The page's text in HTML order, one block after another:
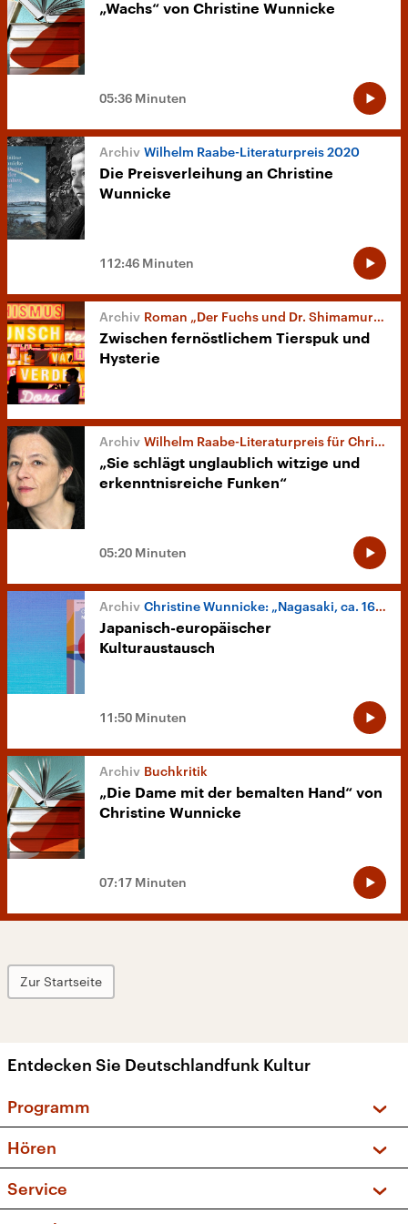
„Wachs“ von Christine Wunnicke
05:36 Minuten
Wilhelm Raabe-Literaturpreis 2020
Die Preisverleihung an Christine
Wunnicke
112:46 Minuten
Roman „Der Fuchs und Dr. Shimamura“
Zwischen fernöstlichem Tierspuk und
Hysterie
Wilhelm Raabe-Literaturpreis für Christine Wunnicke
„Sie schlägt unglaublich witzige und
erkenntnisreiche Funken“
05:20 Minuten
Christine Wunnicke: „Nagasaki, ca. 1642“
Japanisch-europäischer
Kulturaustausch
11:50 Minuten
Buchkritik
„Die Dame mit der bemalten Hand“ von
Christine Wunnicke
07:17 Minuten
Zur Startseite
Entdecken Sie Deutschlandfunk Kultur
Programm
Sendungen und Podcasts
Musikliste
Hören
Frequenzen (UKW + DAB+)
Service